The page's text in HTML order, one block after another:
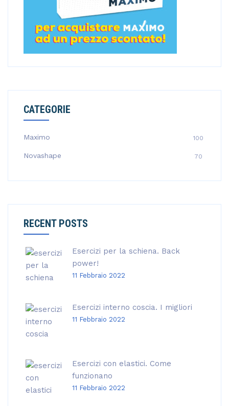
CATEGORIE
Maximo 100
Novashape 70
RECENT POSTS
Esercizi per la schiena. Back
power!
11 Febbraio 2022
Esercizi interno coscia. I migliori
11 Febbraio 2022
Esercizi con elastici. Come
funzionano
11 Febbraio 2022